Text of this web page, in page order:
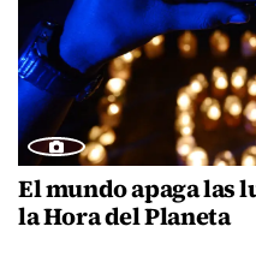
El mundo apaga las
la Hora del Planeta